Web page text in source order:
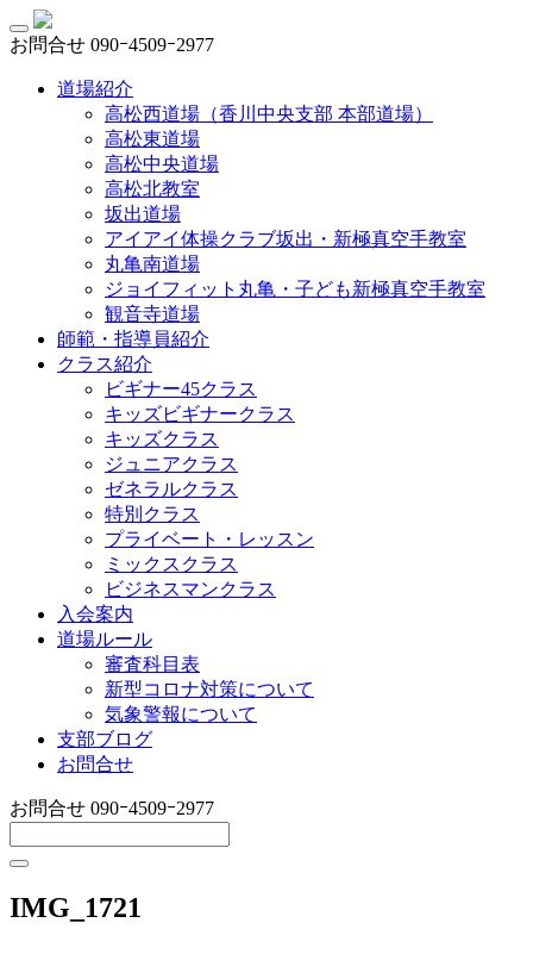
お問合せ 090ｰ4509ｰ2977
道場紹介
高松西道場（香川中央支部 本部道場）
高松東道場
高松中央道場
高松北教室
坂出道場
アイアイ体操クラブ坂出・新極真空手教室
丸亀南道場
ジョイフィット丸亀・子ども新極真空手教室
観音寺道場
師範・指導員紹介
クラス紹介
ビギナー45クラス
キッズビギナークラス
キッズクラス
ジュニアクラス
ゼネラルクラス
特別クラス
プライベート・レッスン
ミックスクラス
ビジネスマンクラス
入会案内
道場ルール
審査科目表
新型コロナ対策について
気象警報について
支部ブログ
お問合せ
お問合せ 090ｰ4509ｰ2977
IMG_1721